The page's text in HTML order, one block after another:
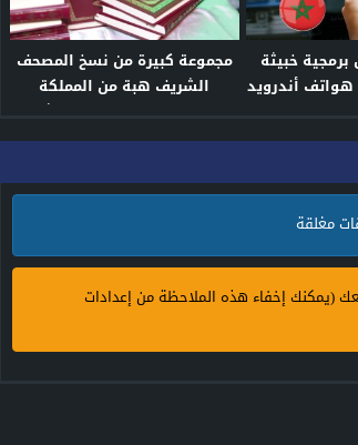
خبيثة
أندرويد
مجموعة كبيرة من نسخ المصحف
الشريف هبة من المملكة
المغربية لمسجد الحسن الثاني
بليبروفيل
مغلقة
(يمكنك إخفاء هذه الملاحظة من إعدادات